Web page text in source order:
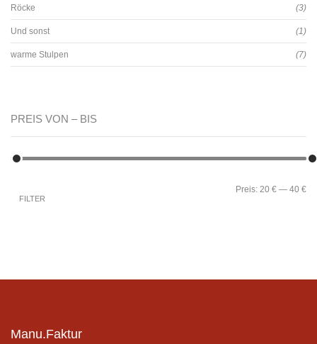
Röcke (3)
Und sonst (1)
warme Stulpen (7)
PREIS VON – BIS
FILTER
Preis: 20 € — 40 €
Manu.Faktur